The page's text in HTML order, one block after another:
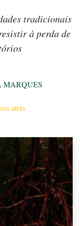
tradicionais
à perda de
atrás